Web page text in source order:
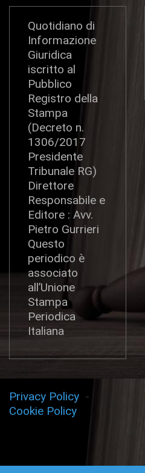
Quotidiano di
Informazione
Giuridica
iscritto al
Pubblico
Registro della
Stampa
(Decreto n.
1306/2017
Presidente
Tribunale RG)
Direttore
Responsabile e
Editore : Avv.
Pietro Gurrieri
Questo
periodico è
associato
all’Unione
Stampa
Periodica
Italiana
Privacy Policy -
Cookie Policy